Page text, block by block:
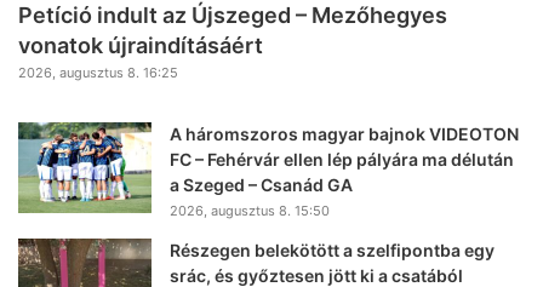
Petíció indult az Újszeged – Mezőhegyes
vonatok újraindításáért
2026, augusztus 8. 16:25
A háromszoros magyar bajnok VIDEOTON
FC – Fehérvár ellen lép pályára ma délután
a Szeged – Csanád GA
2026, augusztus 8. 15:50
Részegen belekötött a szelfipontba egy
srác, és győztesen jött ki a csatából